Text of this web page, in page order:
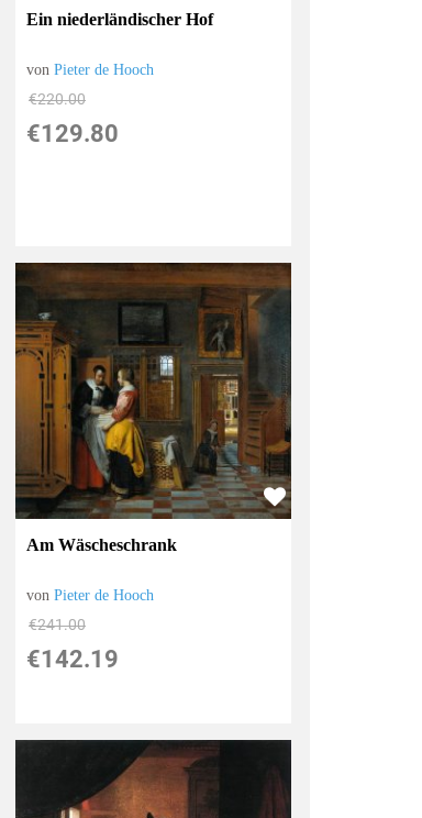
Ein niederländischer Hof
vonPieter de Hooch
€220.00
€129.80
Am Wäscheschrank
vonPieter de Hooch
€241.00
€142.19